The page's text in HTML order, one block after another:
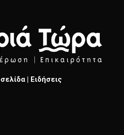
| Ειδήσεις